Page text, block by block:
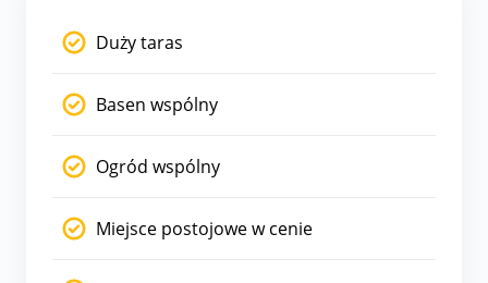
Duży taras
Basen wspólny
Ogród wspólny
Miejsce postojowe w cenie